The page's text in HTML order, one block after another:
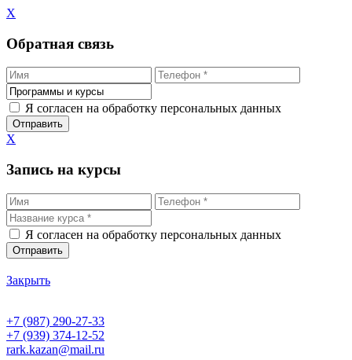
X
Обратная связь
Я согласен на обработку персональных данных
X
Запись на курсы
Я согласен на обработку персональных данных
Закрыть
+7 (987) 290-27-33
+7 (939) 374-12-52
rark.kazan@mail.ru